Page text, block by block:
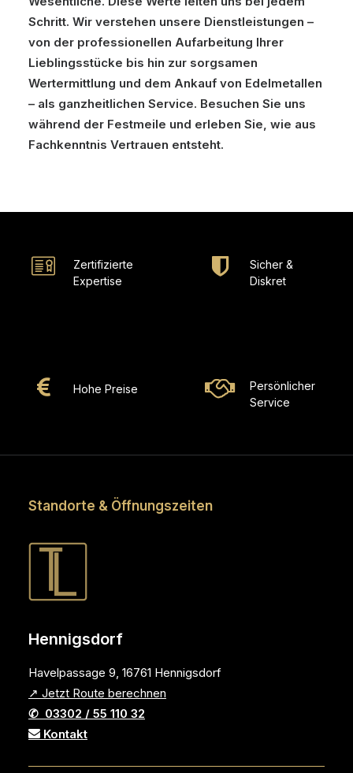
Schritt. Wir verstehen unsere Dienstleistungen –
von der professionellen Aufarbeitung Ihrer
Lieblingsstücke bis hin zur sorgsamen
Wertermittlung und dem Ankauf von Edelmetallen
– als ganzheitlichen Service. Besuchen Sie uns
während der Festmeile und erleben Sie, wie aus
Fachkenntnis Vertrauen entsteht.
Zertifizierte
Expertise
Sicher &
Diskret
Hohe Preise
Persönlicher
Service
Standorte & Öffnungszeiten
Hennigsdorf
Havelpassage 9, 16761 Hennigsdorf
↗ Jetzt Route berechnen
✆ 03302 / 55 110 32
Kontakt